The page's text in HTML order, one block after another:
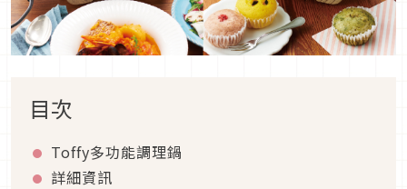
目次
Toffy多功能調理鍋
詳細資訊